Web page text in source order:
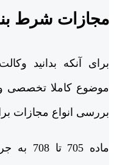
مجازات شرط
برای آنکه بدانید
موضوع کاملا تخصصی
بررسی انواع مجازات
ماده